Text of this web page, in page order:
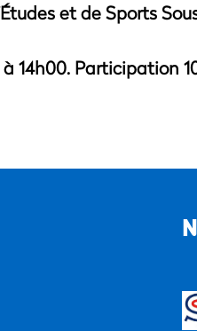
et de Sports
14h00. Participation